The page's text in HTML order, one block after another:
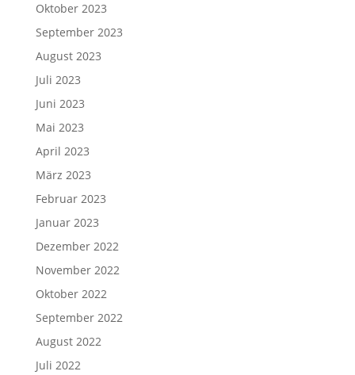
Oktober 2023
September 2023
August 2023
Juli 2023
Juni 2023
Mai 2023
April 2023
März 2023
Februar 2023
Januar 2023
Dezember 2022
November 2022
Oktober 2022
September 2022
August 2022
Juli 2022